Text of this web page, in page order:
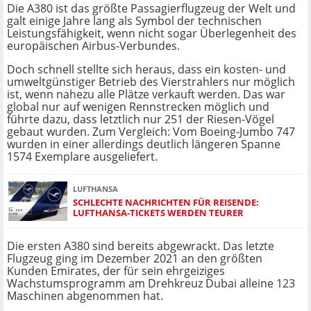
Die A380 ist das größte Passagierflugzeug der Welt und
galt einige Jahre lang als Symbol der technischen
Leistungsfähigkeit, wenn nicht sogar Überlegenheit des
europäischen Airbus-Verbundes.
Doch schnell stellte sich heraus, dass ein kosten- und
umweltgünstiger Betrieb des Vierstrahlers nur möglich
ist, wenn nahezu alle Plätze verkauft werden. Das war
global nur auf wenigen Rennstrecken möglich und
führte dazu, dass letztlich nur 251 der Riesen-Vögel
gebaut wurden. Zum Vergleich: Vom Boeing-Jumbo 747
wurden in einer allerdings deutlich längeren Spanne
1574 Exemplare ausgeliefert.
LUFTHANSA
SCHLECHTE NACHRICHTEN FÜR REISENDE:
LUFTHANSA-TICKETS WERDEN TEURER
Die ersten A380 sind bereits abgewrackt. Das letzte
Flugzeug ging im Dezember 2021 an den größten
Kunden Emirates, der für sein ehrgeiziges
Wachstumsprogramm am Drehkreuz Dubai alleine 123
Maschinen abgenommen hat.